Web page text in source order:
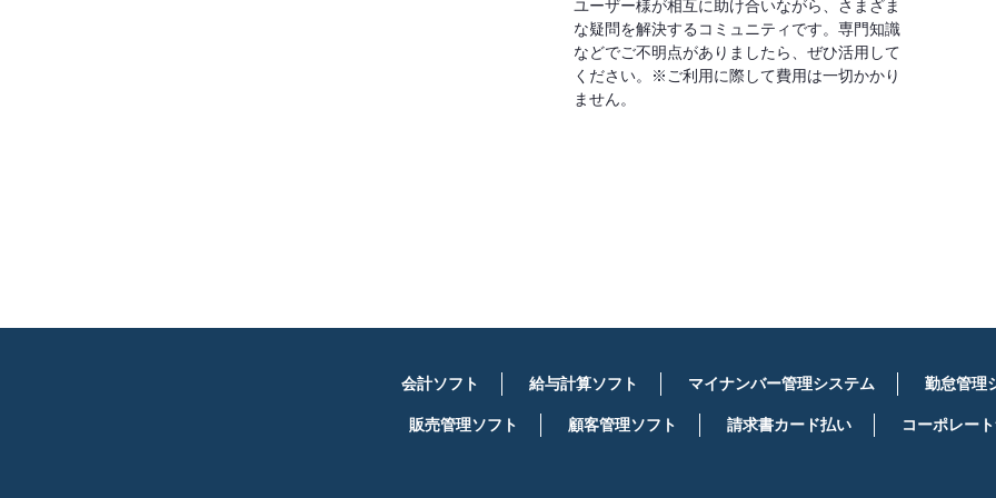
ユーザー様が相互に助け合いながら、さまざま
な疑問を解決するコミュニティです。専門知識
などでご不明点がありましたら、ぜひ活用して
ください。※ご利用に際して費用は一切かかり
ません。
会計ソフト 給与計算ソフト マイナンバー管理システム 勤怠管理
販売管理ソフト 顧客管理ソフト 請求書カード払い コーポレー